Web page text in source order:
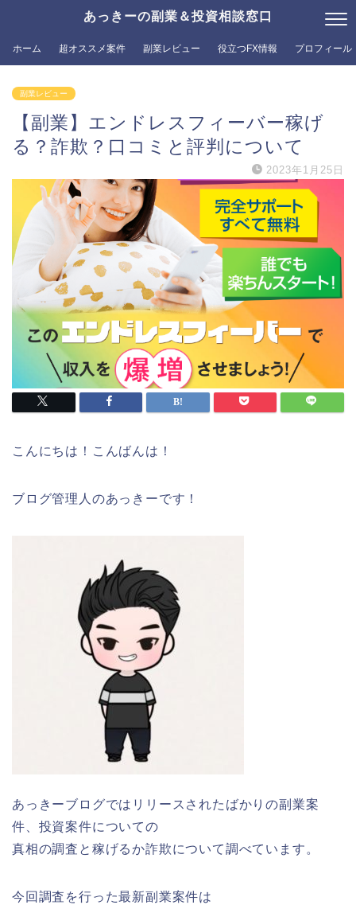
あっきーの副業＆投資相談窓口
ホーム 超オススメ案件 副業レビュー 役立つFX情報 プロフィール
副業レビュー
【副業】エンドレスフィーバー稼げ
る？詐欺？口コミと評判について
2023年1月25日
こんにちは！こんばんは！
ブログ管理人のあっきーです！
あっきーブログではリリースされたばかりの副業案
件、投資案件についての
真相の調査と稼げるか詐欺について調べています。
今回調査を行った最新副業案件は